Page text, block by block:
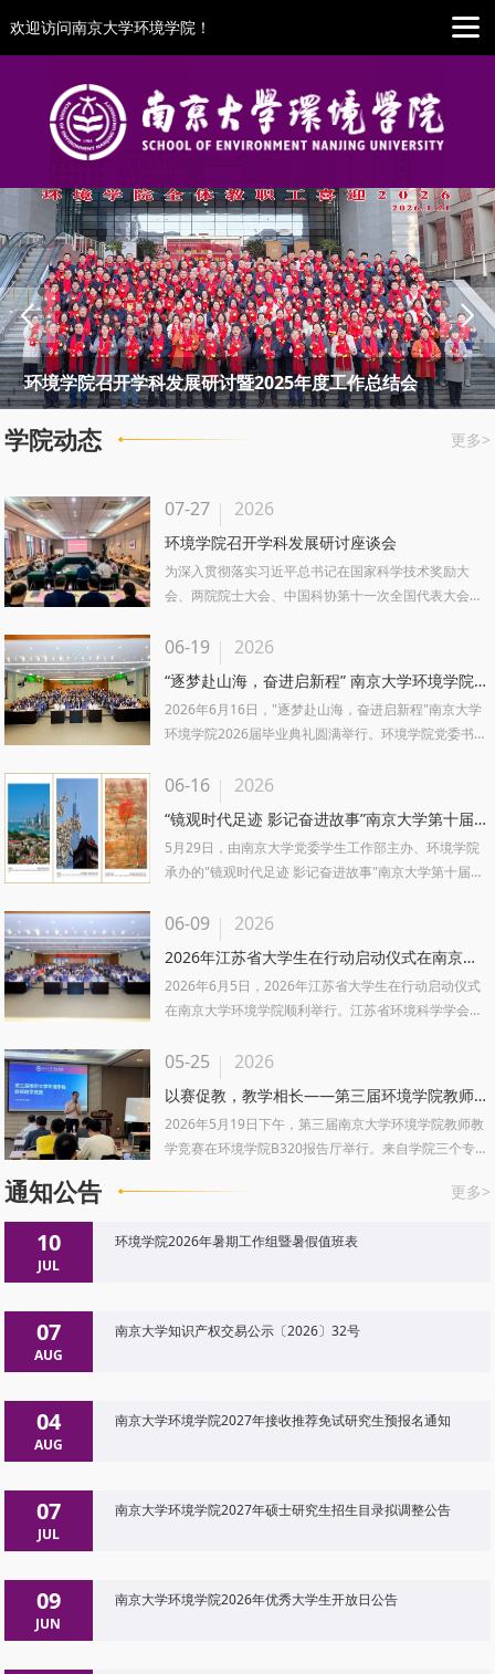
欢迎访问南京大学环境学院！
环境学院召开学科发展研讨暨2025年度工作总结会
1 2 3
学院动态 更多>
07-27 2026
环境学院召开学科发展研讨座谈会
为深入贯彻落实习近平总书记在国家科学技术奖励大
会、两院院士大会、中国科协第十一次全国代表大会上
06-19 2026
“逐梦赴山海，奋进启新程” 南京大学环境学院2026届毕业典礼圆满举行
2026年6月16日，"逐梦赴山海，奋进启新程"南京大学
环境学院2026届毕业典礼圆满举行。环境学院党委书记
06-16 2026
“镜观时代足迹 影记奋进故事”南京大学第十届微展示大赛举办
5月29日，由南京大学党委学生工作部主办、环境学院
承办的"镜观时代足迹 影记奋进故事"南京大学第十届微
06-09 2026
2026年江苏省大学生在行动启动仪式在南京大学顺利举行
2026年6月5日，2026年江苏省大学生在行动启动仪式
在南京大学环境学院顺利举行。江苏省环境科学学会理
05-25 2026
以赛促教，教学相长——第三届环境学院教师教学竞赛成功举办
2026年5月19日下午，第三届南京大学环境学院教师教
学竞赛在环境学院B320报告厅举行。来自学院三个专业
通知公告 更多>
10
JUL
环境学院2026年暑期工作组暨暑假值班表
07
AUG
南京大学知识产权交易公示〔2026〕32号
04
AUG
南京大学环境学院2027年接收推荐免试研究生预报名通知
07
JUL
南京大学环境学院2027年硕士研究生招生目录拟调整公告
09
JUN
南京大学环境学院2026年优秀大学生开放日公告